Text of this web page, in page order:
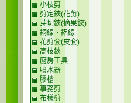
小枝剪
剪定鋏(花剪)
芽切鋏(摘果鋏)
銅線、鋁線
花剪套(皮套)
高枝鋏
廚房工具
噴水器
膠槍
事務剪
布樣剪